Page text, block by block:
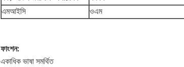
এমআইসি
ওএম
ফাংশন:
একাধিক ভাষা সমর্থিত